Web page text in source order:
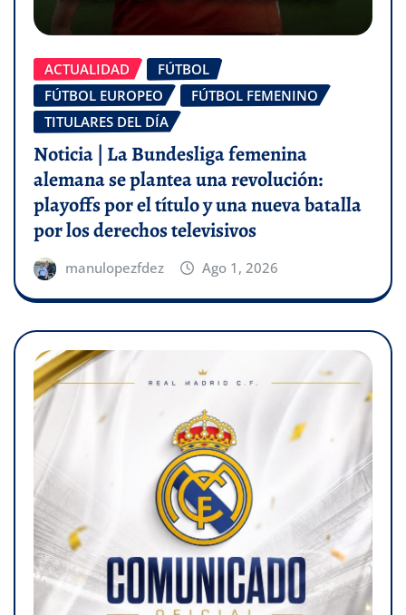
ACTUALIDAD
FÚTBOL
FÚTBOL EUROPEO
FÚTBOL FEMENINO
TITULARES DEL DÍA
Noticia | La Bundesliga femenina
alemana se plantea una revolución:
playoffs por el título y una nueva batalla
por los derechos televisivos
manulopezfdez Ago 1, 2026